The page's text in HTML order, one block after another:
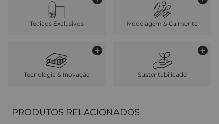
Tecidos Exclusivos Modelagem & Caimento
Tecnologia & Inovação Sustentabilidade
PRODUTOS RELACIONADOS